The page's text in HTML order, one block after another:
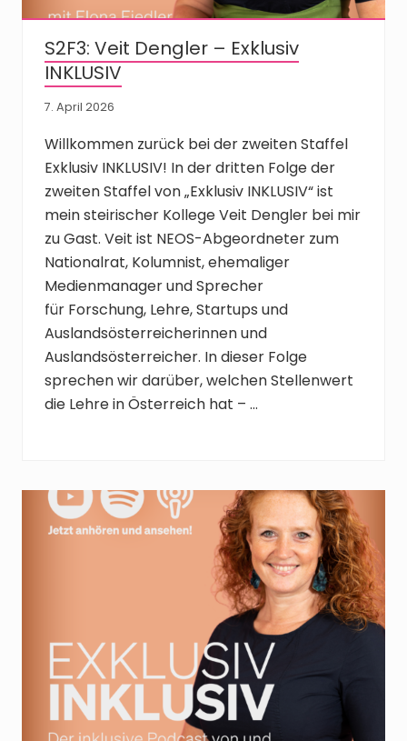
S2F3: Veit Dengler – Exklusiv
INKLUSIV
7. April 2026
Willkommen zurück bei der zweiten Staffel
Exklusiv INKLUSIV! In der dritten Folge der
zweiten Staffel von „Exklusiv INKLUSIV“ ist
mein steirischer Kollege Veit Dengler bei mir
zu Gast. Veit ist NEOS-Abgeordneter zum
Nationalrat, Kolumnist, ehemaliger
Medienmanager und Sprecher
für Forschung, Lehre, Startups und
Auslandsösterreicherinnen und
Auslandsösterreicher. In dieser Folge
sprechen wir darüber, welchen Stellenwert
die Lehre in Österreich hat – …